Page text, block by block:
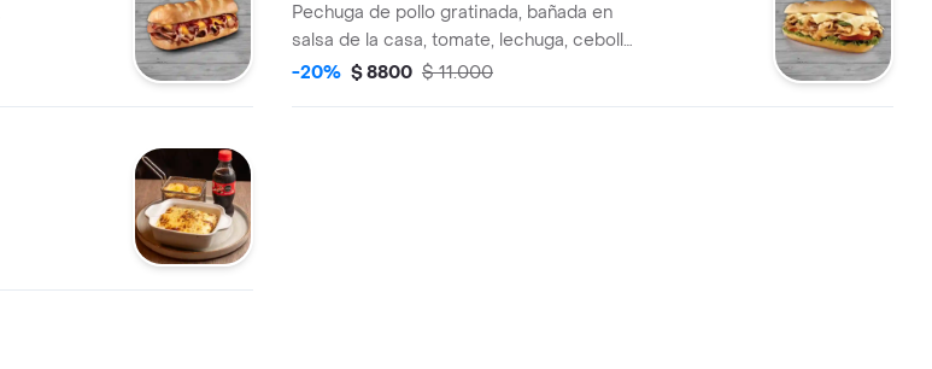
Pechuga de pollo gratinada, bañada en
salsa de la casa, tomate, lechuga, cebolla
blanca en pan baguette.
-20% $ 8800 $ 11.000